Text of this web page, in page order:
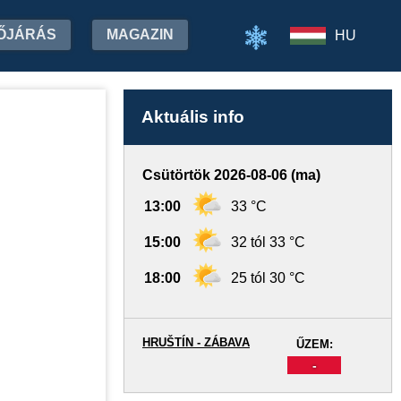
MAGAZIN HU
Aktuális info
Csütörtök 2026-08-06 (ma)
13:00 33 °C
15:00 32 tól 33 °C
18:00 25 tól 30 °C
ŰZEM:
-
HRUŠTÍN - ZÁBAVA